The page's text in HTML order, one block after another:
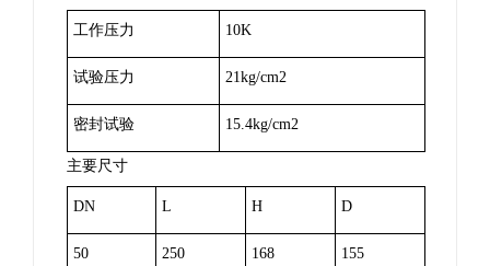
工作压力 10K
试验压力 21kg/cm2
密封试验 15.4kg/cm2
主要尺寸
DN L H D
50 250 168 155